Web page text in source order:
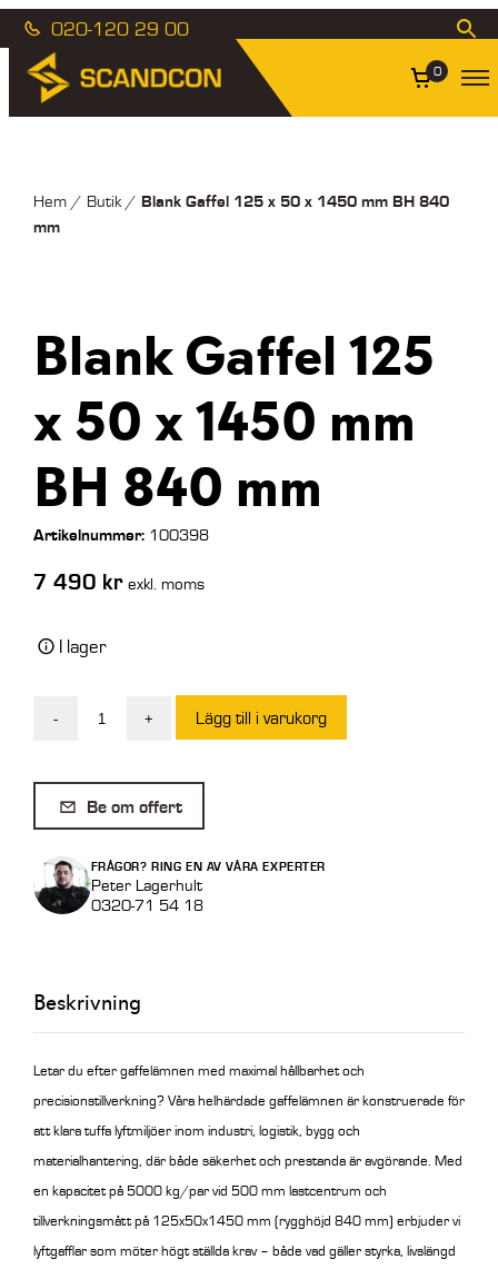
020-120 29 00
0
Hem/ Butik/ Blank Gaffel 125 x 50 x 1450 mm BH 840
mm
Blank Gaffel 125
x 50 x 1450 mm
BH 840 mm
Artikelnummer:100398
7 490 kr exkl. moms
I lager
-
125
x
x
1450
840
mm
mängd
+ Lägg till i varukorg
Be om offert
FRÅGOR? RING EN AV VÅRA EXPERTER
Peter Lagerhult
0320-71 54 18
Beskrivning
Letar du efter gaffelämnen med maximal hållbarhet och
precisionstillverkning? Våra helhärdade gaffelämnen är konstruerade för
att klara tuffa lyftmiljöer inom industri, logistik, bygg och
materialhantering, där både säkerhet och prestanda är avgörande. Med
en kapacitet på 5000 kg/par vid 500 mm lastcentrum och
tillverkningsmått på 125x50x1450 mm (rygghöjd 840 mm) erbjuder vi
lyftgafflar som möter högt ställda krav – både vad gäller styrka, livslängd